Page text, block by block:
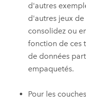
d'autres
d'autres jeux
consolidez ou
fonction de ces
de données
empaquetés.
Pour les